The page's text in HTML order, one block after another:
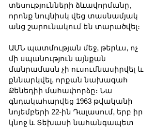
տեսությունների ձևավորմանը,
որոնք նույնիսկ վեց տասնամյակ
անց շարունակում են տարածվել։
ԱՄՆ պատմության մեջ, թերևս, ոչ
մի սպանություն այնքան
մանրամասն չի ուսումնասիրվել և
քննարկվել, որքան նախագահ
Քենեդիի մահափորձը։ Նա
գնդակահարվեց 1963 թվականի
նոյեմբերի 22-ին Դալասում, երբ իր
կնոջ և Տեխասի նահանգապետ